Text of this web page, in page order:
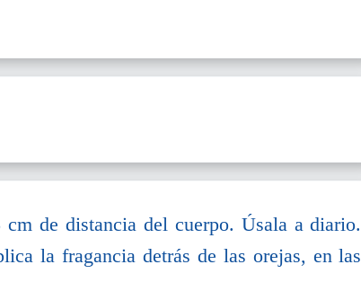
de distancia del cuerpo. Úsala a diario.
la fragancia detrás de las orejas, en las